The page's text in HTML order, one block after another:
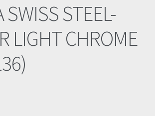
SWISS STEEL-
LIGHT CHROME